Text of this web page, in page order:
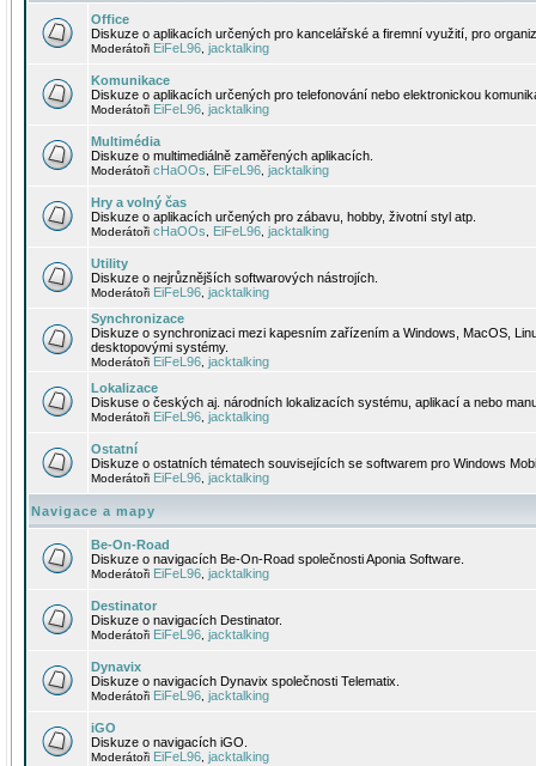
Office
Diskuze o aplikacích určených pro kancelářské a firemní využití, pro
Moderátoři EiFeL96 jacktalking
Komunikace
Diskuze o aplikacích určených pro telefonování nebo elektronickou
Moderátoři EiFeL96 jacktalking
Multimédia
Diskuze o multimediálně zaměřených aplikacích.
Moderátoři cHaOOs EiFeL96 jacktalking
Hry a volný čas
Diskuze o aplikacích určených pro zábavu, hobby, životní styl atp.
Moderátoři cHaOOs EiFeL96 jacktalking
Utility
Diskuze o nejrůznějších softwarových nástrojích.
Moderátoři EiFeL96 jacktalking
Synchronizace
Diskuze o synchronizaci mezi kapesním zařízením a Windows, MacOS,
desktopovými systémy.
Moderátoři EiFeL96 jacktalking
Lokalizace
Diskuse o českých aj. národních lokalizacích systému, aplikací a nebo
Moderátoři EiFeL96 jacktalking
Ostatní
Diskuze o ostatních tématech souvisejících se softwarem pro Windows
Moderátoři EiFeL96 jacktalking
Navigace a mapy
Be-On-Road
Diskuze o navigacích Be-On-Road společnosti Aponia Software.
Moderátoři EiFeL96 jacktalking
Destinator
Diskuze o navigacích Destinator.
Moderátoři EiFeL96 jacktalking
Dynavix
Diskuze o navigacích Dynavix společnosti Telematix.
Moderátoři EiFeL96 jacktalking
iGO
Diskuze o navigacích iGO.
Moderátoři EiFeL96 jacktalking